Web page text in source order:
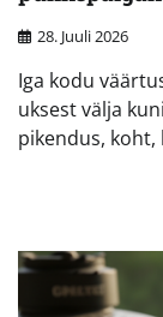
28. Juuli 2026
Iga kodu
uksest välja
pikendus,